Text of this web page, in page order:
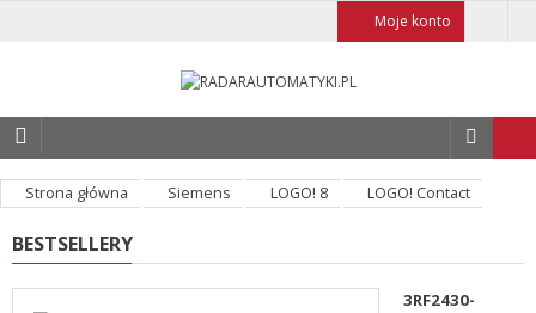
Moje konto
Strona główna Siemens LOGO! 8 LOGO! Contact
BESTSELLERY
3RF2430-